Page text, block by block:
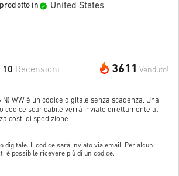
in United States
3611 Venduto!
10 Recensioni
WW è un codice digitale senza scadenza. Una
codice scaricabile verrà inviato direttamente al
costi di spedizione.
digitale. Il codice sarà inviato via email. Per alcuni
è possibile ricevere più di un codice.